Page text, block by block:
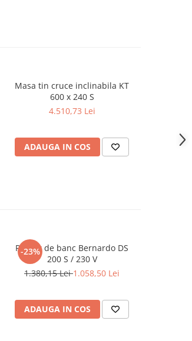
Masa tin cruce inclinabila KT
600 x 240 S
4.510,73 Lei
ADAUGA IN COS
-23%
Polizor de banc Bernardo DS
200 S / 230 V
1.380,15 Lei1.058,50 Lei
ADAUGA IN COS